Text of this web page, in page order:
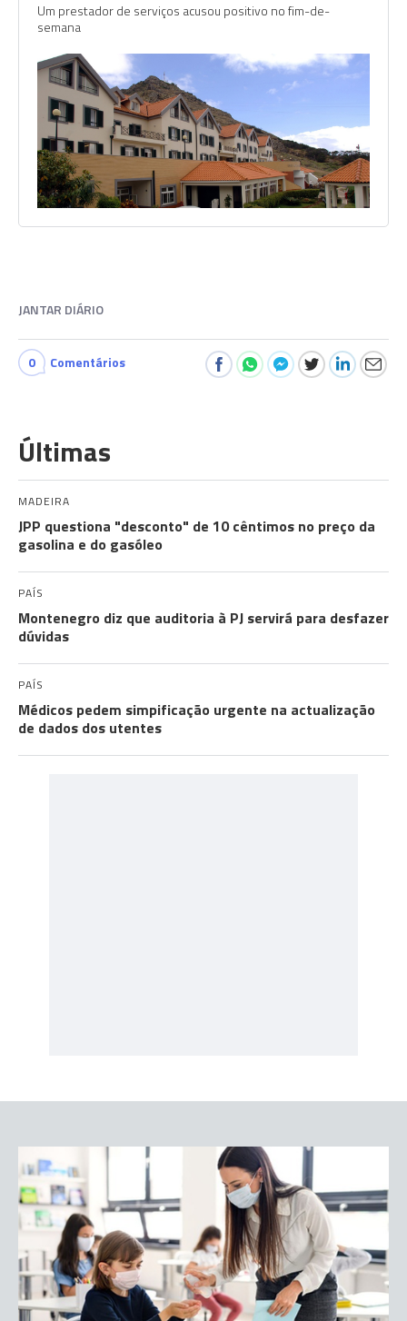
Um prestador de serviços acusou positivo no fim-de-
semana
JANTAR DIÁRIO
0 Comentários
Últimas
MADEIRA
JPP questiona "desconto" de 10 cêntimos no preço da
gasolina e do gasóleo
PAÍS
Montenegro diz que auditoria à PJ servirá para desfazer
dúvidas
PAÍS
Médicos pedem simpificação urgente na actualização
de dados dos utentes